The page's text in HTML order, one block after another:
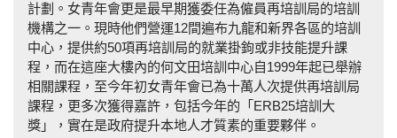
計劃。女青年會更是最早期獲委任為僱員再培訓局的培訓
機構之一。現時他們營運12間遍布九龍和新界各區的培訓
中心，提供約50項再培訓局的就業掛鉤或非技能提升課
程，而在這座大樓內的何文田培訓中心自1999年起已舉辦
相關課程，至今年初女青年會已為十萬人次提供再培訓局
課程，更多次獲得嘉許，包括今年的「ERB25培訓大
獎」，實在是政府提升本地人才質素的重要夥伴。